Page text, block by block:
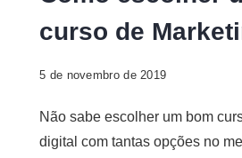
Academia
Digital
curso de
5 de novembro de 2019
Não sabe escolher um bom
digital com tantas opções no